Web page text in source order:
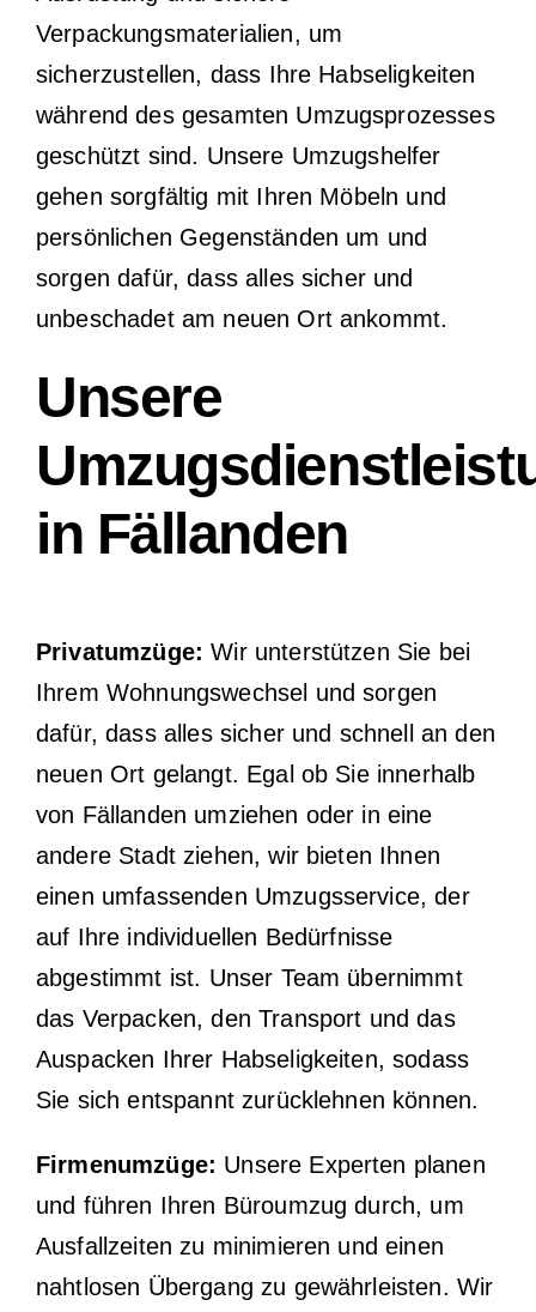
Verpackungsmaterialien, um
sicherzustellen, dass Ihre Habseligkeiten
während des gesamten Umzugsprozesses
geschützt sind. Unsere Umzugshelfer
gehen sorgfältig mit Ihren Möbeln und
persönlichen Gegenständen um und
sorgen dafür, dass alles sicher und
unbeschadet am neuen Ort ankommt.
Unsere
in Fällanden
Privatumzüge: Wir unterstützen Sie bei
Ihrem Wohnungswechsel und sorgen
dafür, dass alles sicher und schnell an den
neuen Ort gelangt. Egal ob Sie innerhalb
von Fällanden umziehen oder in eine
andere Stadt ziehen, wir bieten Ihnen
einen umfassenden Umzugsservice, der
auf Ihre individuellen Bedürfnisse
abgestimmt ist. Unser Team übernimmt
das Verpacken, den Transport und das
Auspacken Ihrer Habseligkeiten, sodass
Sie sich entspannt zurücklehnen können.
Firmenumzüge: Unsere Experten planen
und führen Ihren Büroumzug durch, um
Ausfallzeiten zu minimieren und einen
nahtlosen Übergang zu gewährleisten. Wir